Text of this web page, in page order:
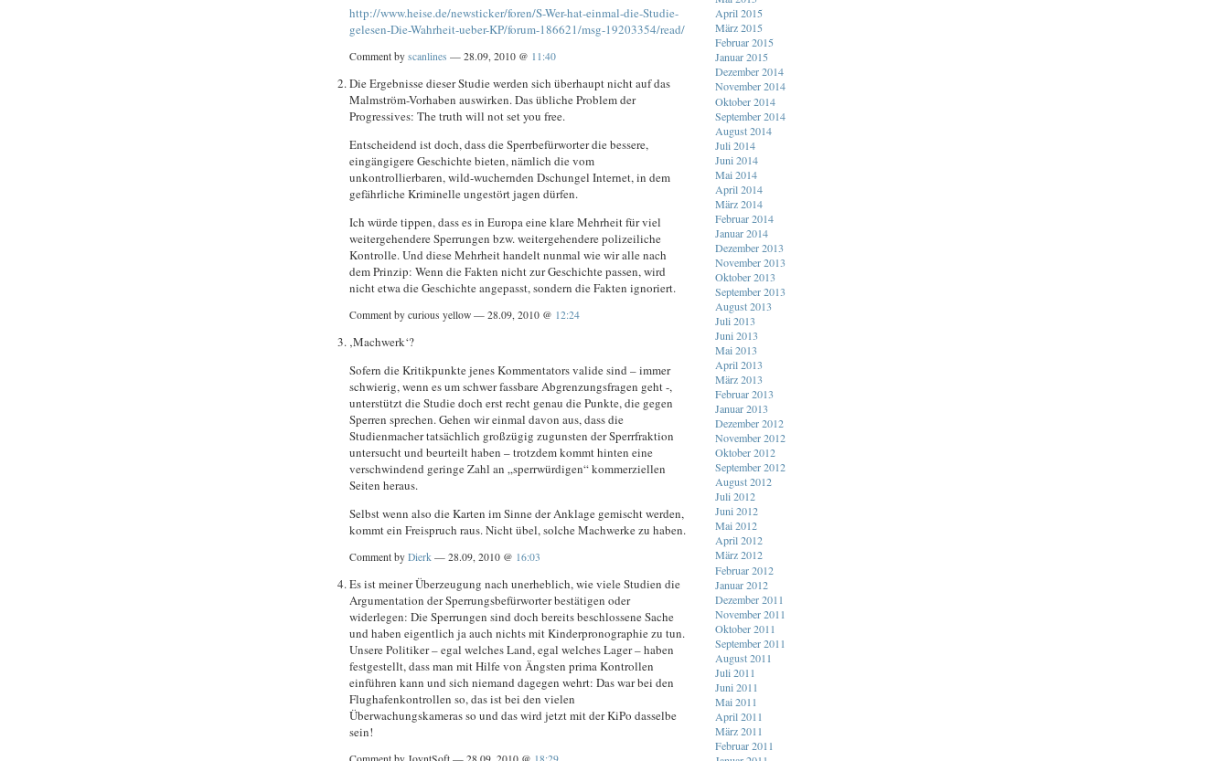
http://www.heise.de/newsticker/foren/S-Wer-hat-einmal-die-Studie-
gelesen-Die-Wahrheit-ueber-KP/forum-186621/msg-19203354/read/
Comment by scanlines — 28.09, 2010 @ 11:40
Die Ergebnisse dieser Studie werden sich überhaupt nicht auf das
Malmström-Vorhaben auswirken. Das übliche Problem der
Progressives: The truth will not set you free.
Entscheidend ist doch, dass die Sperrbefürworter die bessere,
eingängigere Geschichte bieten, nämlich die vom
unkontrollierbaren, wild-wuchernden Dschungel Internet, in dem
gefährliche Kriminelle ungestört jagen dürfen.
Ich würde tippen, dass es in Europa eine klare Mehrheit für viel
weitergehendere Sperrungen bzw. weitergehendere polizeiliche
Kontrolle. Und diese Mehrheit handelt nunmal wie wir alle nach
dem Prinzip: Wenn die Fakten nicht zur Geschichte passen, wird
nicht etwa die Geschichte angepasst, sondern die Fakten ignoriert.
Comment by curious yellow — 28.09, 2010 @ 12:24
‚Machwerk‘?
Sofern die Kritikpunkte jenes Kommentators valide sind – immer
schwierig, wenn es um schwer fassbare Abgrenzungsfragen geht -,
unterstützt die Studie doch erst recht genau die Punkte, die gegen
Sperren sprechen. Gehen wir einmal davon aus, dass die
Studienmacher tatsächlich großzügig zugunsten der Sperrfraktion
untersucht und beurteilt haben – trotzdem kommt hinten eine
verschwindend geringe Zahl an „sperrwürdigen“ kommerziellen
Seiten heraus.
Selbst wenn also die Karten im Sinne der Anklage gemischt werden,
kommt ein Freispruch raus. Nicht übel, solche Machwerke zu haben.
Comment by Dierk — 28.09, 2010 @ 16:03
Es ist meiner Überzeugung nach unerheblich, wie viele Studien die
Argumentation der Sperrungsbefürworter bestätigen oder
widerlegen: Die Sperrungen sind doch bereits beschlossene Sache
und haben eigentlich ja auch nichts mit Kinderpronographie zu tun.
Unsere Politiker – egal welches Land, egal welches Lager – haben
festgestellt, dass man mit Hilfe von Ängsten prima Kontrollen
einführen kann und sich niemand dagegen wehrt: Das war bei den
Flughafenkontrollen so, das ist bei den vielen
Überwachungskameras so und das wird jetzt mit der KiPo dasselbe
sein!
April 2015
März 2015
Februar 2015
Januar 2015
Dezember 2014
November 2014
Oktober 2014
September 2014
August 2014
Juli 2014
Juni 2014
Mai 2014
April 2014
März 2014
Februar 2014
Januar 2014
Dezember 2013
November 2013
Oktober 2013
September 2013
August 2013
Juli 2013
Juni 2013
Mai 2013
April 2013
März 2013
Februar 2013
Januar 2013
Dezember 2012
November 2012
Oktober 2012
September 2012
August 2012
Juli 2012
Juni 2012
Mai 2012
April 2012
März 2012
Februar 2012
Januar 2012
Dezember 2011
November 2011
Oktober 2011
September 2011
August 2011
Juli 2011
Juni 2011
Mai 2011
April 2011
März 2011
Februar 2011